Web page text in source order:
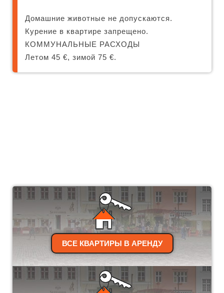
Домашние животные не допускаются.
Курение в квартире запрещено.
КОММУНАЛЬНЫЕ РАСХОДЫ
Летом 45 €, зимой 75 €.
ВСЕ КВАРТИРЫ В АРЕНДУ